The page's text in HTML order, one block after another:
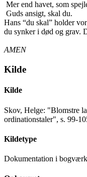
Mer end havet, som
Guds ansigt, skal du.
Hans “du skal” holder
du synker i død og grav.
AMEN
Kilde
Kilde
Skov, Helge: "Blomstre
ordinationstaler", s. 99-
Kildetype
Dokumentation i bogværk